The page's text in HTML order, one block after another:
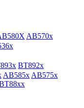
AB570x
BT892x
AB585x AB575x